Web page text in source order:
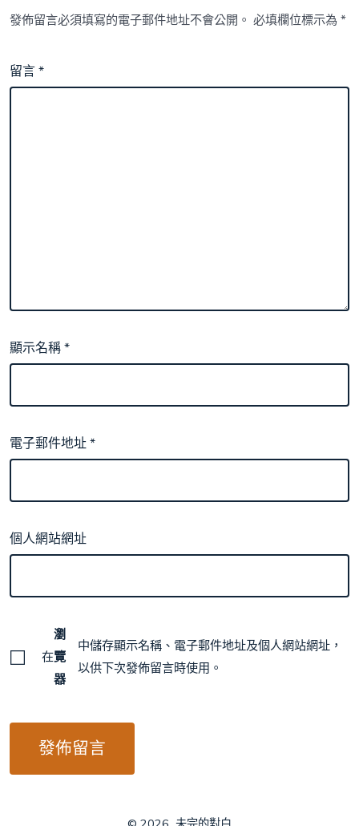
發佈留言必須填寫的電子郵件地址不會公開。 必填欄位標示為*
留言*
顯示名稱*
電子郵件地址*
個人網站網址
在
瀏
覽
器
中儲存顯示名稱、電子郵件地址及個人網站網址，
以供下次發佈留言時使用。